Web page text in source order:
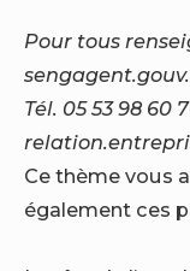
Pour tous
Tél. 05 53 98 60
Ce thème vous
également ces